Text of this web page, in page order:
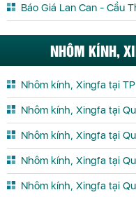
Báo Giá Lan Can - Cầu
NHÔM KÍNH,
Nhôm kính, Xingfa tại
Nhôm kính, Xingfa tại
Nhôm kính, Xingfa tại
Nhôm kính, Xingfa tại
Nhôm kính, Xingfa tại